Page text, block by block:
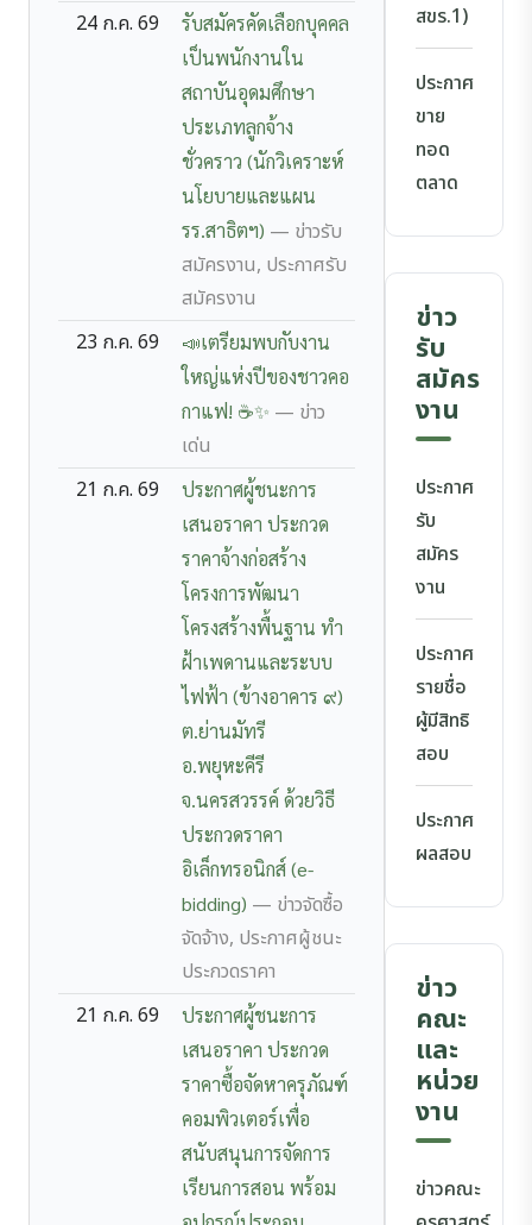
24 ก.ค. 69
รับสมัครคัดเลือกบุคคล
เป็นพนักงานใน
สถาบันอุดมศึกษา
ประเภทลูกจ้าง
ชั่วคราว (นักวิเคราะห์
นโยบายและแผน
รร.สาธิตฯ) — ข่าวรับ
สมัครงาน, ประกาศรับ
สมัครงาน
23 ก.ค. 69
📣เตรียมพบกับงาน
ใหญ่แห่งปีของชาวคอ
กาแฟ! ☕️✨ — ข่าว
เด่น
21 ก.ค. 69
ประกาศผู้ชนะการ
เสนอราคา ประกวด
ราคาจ้างก่อสร้าง
โครงการพัฒนา
โครงสร้างพื้นฐาน ทำ
ฝ้าเพดานและระบบ
ไฟฟ้า (ข้างอาคาร ๙)
ต.ย่านมัทรี
อ.พยุหะคีรี
จ.นครสวรรค์ ด้วยวิธี
ประกวดราคา
อิเล็กทรอนิกส์ (e-
bidding) — ข่าวจัดซื้อ
จัดจ้าง, ประกาศผู้ชนะ
ประกวดราคา
21 ก.ค. 69
ประกาศผู้ชนะการ
เสนอราคา ประกวด
ราคาซื้อจัดหาครุภัณฑ์
คอมพิวเตอร์เพื่อ
สนับสนุนการจัดการ
เรียนการสอน พร้อม
สขร.1)
ประกาศ
ขาย
ทอด
ตลาด
ข่าว
รับ
สมัคร
งาน
ประกาศ
รับ
สมัคร
งาน
ประกาศ
รายชื่อ
ผู้มีสิทธิ
สอบ
ประกาศ
ผลสอบ
ข่าว
คณะ
และ
หน่วย
งาน
ข่าวคณะ